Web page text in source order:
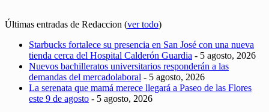
Últimas entradas de Redaccion (ver todo)
Starbucks fortalece su presencia en San José con una nueva
tienda cerca del Hospital Calderón Guardia - 5 agosto, 2026
Nuevos bachilleratos universitarios responderán a las
demandas del mercadolaboral - 5 agosto, 2026
La serenata que mamá merece llegará a Paseo de las Flores
este 9 de agosto - 5 agosto, 2026